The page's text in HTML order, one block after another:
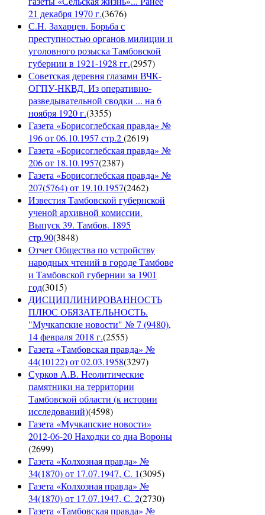
21 декабря 1970 г.(3676)
С.Н. Захарцев. Борьба с
преступностью органов милиции и
уголовного розыска Тамбовской
губернии в 1921-1928 гг.(2957)
Советская деревня глазами ВЧК-
ОГПУ-НКВД. Из оперативно-
разведывательной сводки ... на 6
ноября 1920 г.(3355)
Газета «Борисоглебская правда» №
196 от 06.10.1957 стр.2(2619)
Газета «Борисоглебская правда» №
206 от 18.10.1957(2387)
Газета «Борисоглебская правда» №
207(5764) от 19.10.1957(2462)
Известия Тамбовской губернской
ученой архивной комиссии.
Выпуск 39. Тамбов. 1895
стр.90(3848)
Отчет Общества по устройству
народных чтений в городе Тамбове
и Тамбовской губернии за 1901
год(3015)
ДИСЦИПЛИНИРОВАННОСТЬ
ПЛЮС ОБЯЗАТЕЛЬНОСТЬ.
"Мучкапские новости" № 7 (9480),
14 февраля 2018 г.(2555)
Газета «Тамбовская правда» №
44(10122) от 02.03.1958(3297)
Сурков А.В. Неолитические
памятники на территории
Тамбовской области (к истории
исследований)(4598)
Газета «Мучкапские новости»
2012-06-20 Находки со дна Вороны
(2699)
Газета «Колхозная правда» №
34(1870) от 17.07.1947, С. 1(3095)
Газета «Колхозная правда» №
34(1870) от 17.07.1947, С. 2(2730)
Газета «Тамбовская правда» №